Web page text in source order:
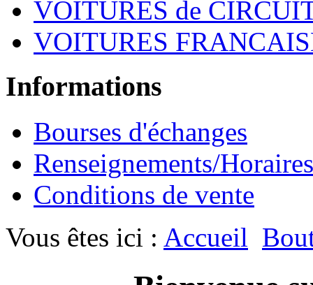
VOITURES de
VOITURES
Informations
Bourses d'échanges
Renseignements/Horaires
Conditions de vente
Vous êtes ici : Accueil